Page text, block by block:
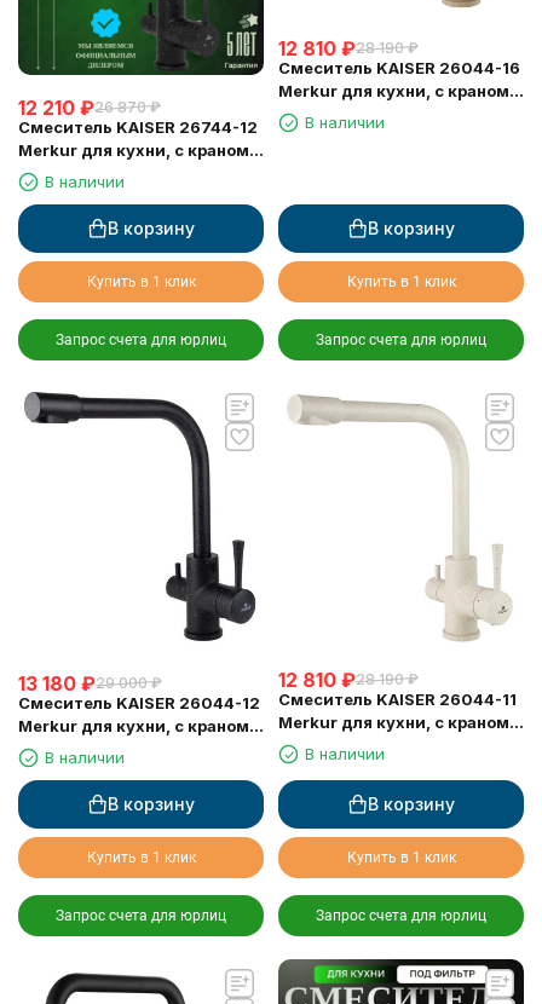
12 210 ₽26 870 ₽
Смеситель KAISER 26744-12
Merkur для кухни, с краном
для питьевой воды, черный
мрамор
В наличии
В корзину
Купить в 1 клик
Запрос счета для юрлиц
12 810 ₽28 190 ₽
Смеситель KAISER 26044-16
Merkur для кухни, с краном
для питьевой воды,
песочный мрамор
В наличии
В корзину
Купить в 1 клик
Запрос счета для юрлиц
13 180 ₽29 000 ₽
Смеситель KAISER 26044-12
Merkur для кухни, с краном
для питьевой воды, черный
мрамор
В наличии
В корзину
Купить в 1 клик
Запрос счета для юрлиц
12 810 ₽28 190 ₽
Смеситель KAISER 26044-11
Merkur для кухни, с краном
для питьевой воды,
бежевый мрамор
В наличии
В корзину
Купить в 1 клик
Запрос счета для юрлиц